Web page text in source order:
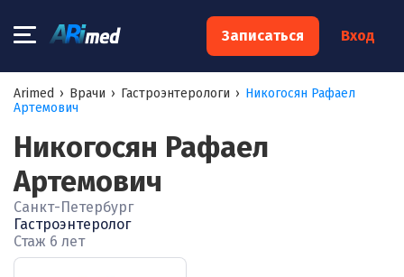
Записаться Вход
Arimed › Врачи › Гастроэнтерологи › Никогосян Рафаел
Артемович
Никогосян Рафаел
Артемович
Санкт-Петербург
Гастроэнтеролог
Стаж 6 лет
×
Запишитесь на консультацию к
Ваше имя:*
Ваш телефон:*